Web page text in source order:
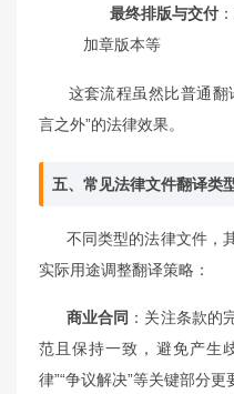
最终排版与交付
加章版本等
这套流程虽然比普通翻
言之外”的法律效果。
五、常见法律文件翻译类
不同类型的法律文件，
实际用途调整翻译策略：
商业合同 ：关注条款的
范且保持一致，避免产生
律”“争议解决”等关键部分更